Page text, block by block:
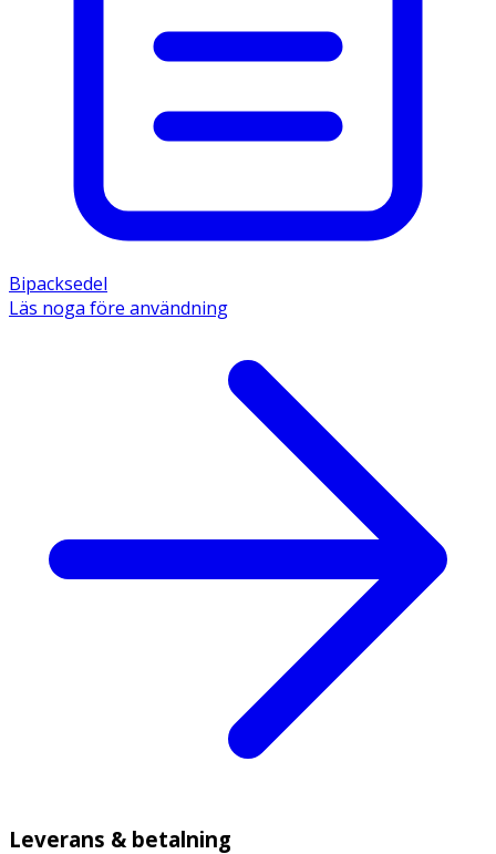
Bipacksedel
Läs noga före användning
Leverans & betalning